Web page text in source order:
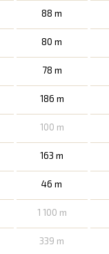
88 m
80 m
78 m
186 m
100 m
163 m
46 m
1 100 m
339 m